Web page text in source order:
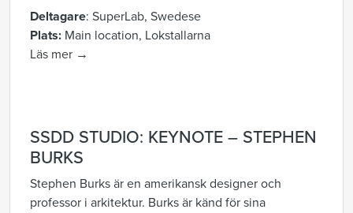
Deltagare: SuperLab, Swedese
Plats: Main location, Lokstallarna
Läs mer →
SSDD STUDIO: KEYNOTE – STEPHEN
BURKS
Stephen Burks är en amerikansk designer och
professor i arkitektur. Burks är känd för sina